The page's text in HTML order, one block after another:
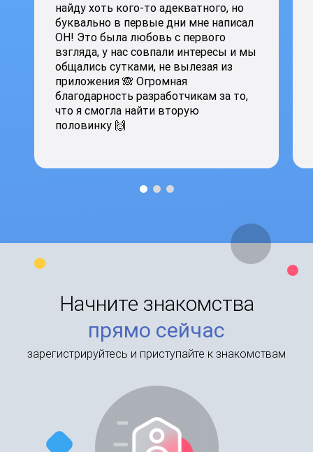
найду хоть кого-то адекватного, но
буквально в первые дни мне написал
ОН! Это была любовь с первого
взгляда, у нас совпали интересы и мы
общались сутками, не вылезая из
приложения 🙈 Огромная
благодарность разработчикам за то,
что я смогла найти вторую
половинку 🙌
Начните знакомства
прямо сейчас
зарегистрируйтесь и приступайте к знакомствам